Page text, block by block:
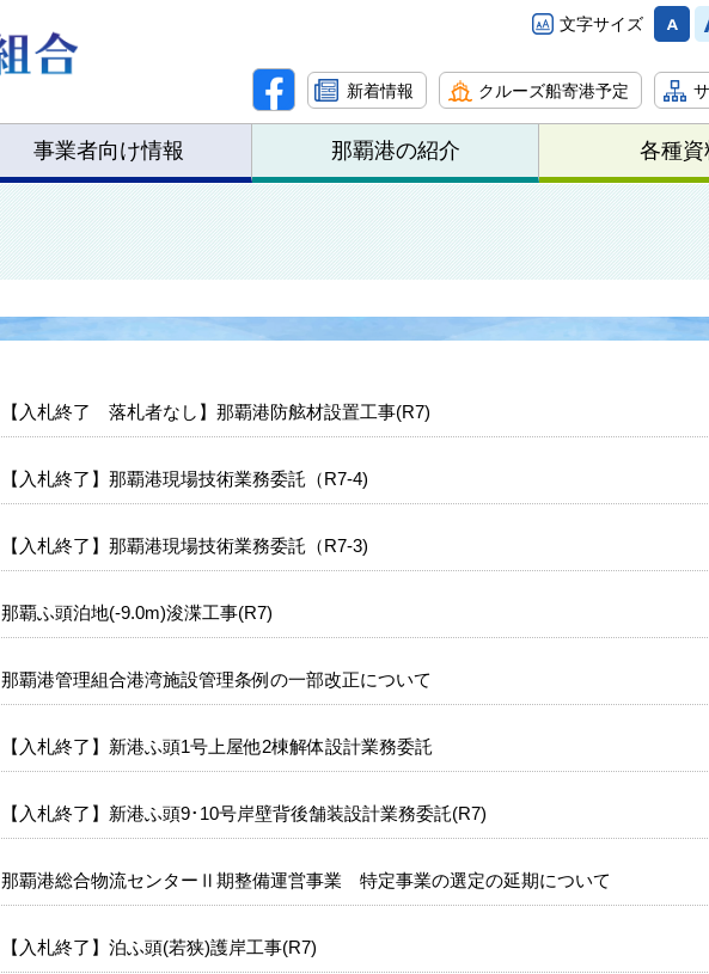
文字サイズ
新着情報 クルーズ船寄港予定
事業者向け情報 那覇港の紹介 各種資
【入札終了 落札者なし】那覇港防舷材設置工事(R7)
【入札終了】那覇港現場技術業務委託（R7-4)
【入札終了】那覇港現場技術業務委託（R7-3)
那覇ふ頭泊地(-9.0m)浚渫工事(R7)
那覇港管理組合港湾施設管理条例の一部改正について
【入札終了】新港ふ頭1号上屋他2棟解体設計業務委託
【入札終了】新港ふ頭9･10号岸壁背後舗装設計業務委託(R7)
那覇港総合物流センターⅡ期整備運営事業 特定事業の選定の延期について
【入札終了】泊ふ頭(若狭)護岸工事(R7)